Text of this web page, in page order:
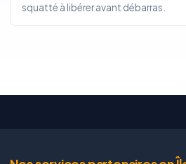
squatté à libérer avant débarras.